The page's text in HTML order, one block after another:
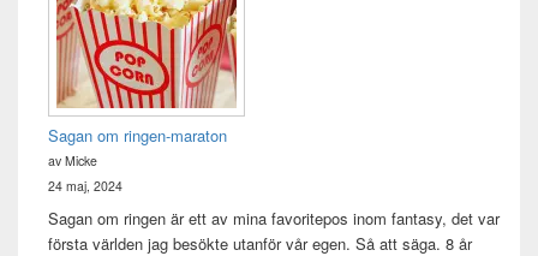
Sagan om ringen-maraton
av Micke
24 maj, 2024
Sagan om ringen är ett av mina favoritepos inom fantasy, det var
första världen jag besökte utanför vår egen. Så att säga. 8 år